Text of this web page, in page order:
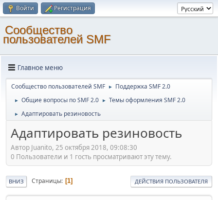
Войти Регистрация
Cообщество
пользователей SMF
Главное меню
Cообщество пользователей SMF ► Поддержка SMF 2.0
► Общие вопросы по SMF 2.0 ► Темы оформления SMF 2.0
► Адаптировать резиновость
Адаптировать резиновость
Автор Juanito, 25 октября 2018, 09:08:30
0 Пользователи и 1 гость просматривают эту тему.
ВНИЗ Страницы 1 ДЕЙСТВИЯ ПОЛЬЗОВАТЕЛЯ